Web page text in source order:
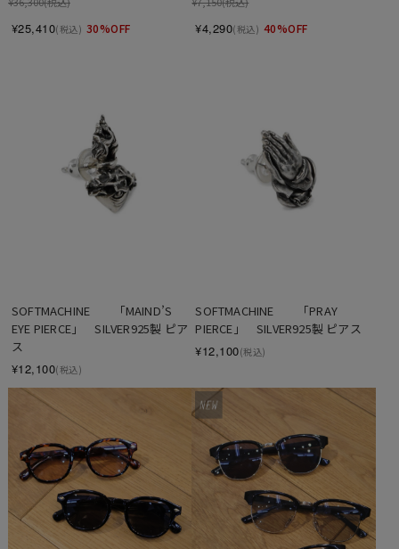
¥25,410(税込) 30%OFF ¥4,290(税込) 40%OFF
SOFTMACHINE　　「MAIND’S
EYE PIERCE」　SILVER925製 ピア
ス
¥12,100(税込)
SOFTMACHINE　　「PRAY
PIERCE」　SILVER925製 ピアス
¥12,100(税込)